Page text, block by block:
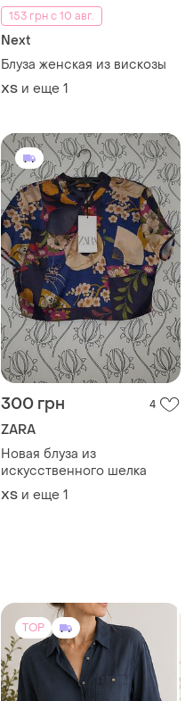
153 грн с 10 авг.
Next
Блуза женская из вискозы
ХS и еще 1
300 грн 4
ZARA
Новая блуза из
искусственного шелка
ХS и еще 1
TOP